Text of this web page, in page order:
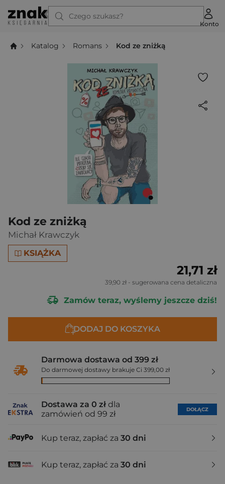
Czego szukasz?
Konto
Katalog Romans Kod ze zniżką
Kod ze zniżką
Michał Krawczyk
KSIĄŻKA
21,71 zł
39,90 zł - sugerowana cena detaliczna
Zamów teraz, wyślemy jeszcze dziś!
DODAJ DO KOSZYKA
Darmowa dostawa od 399 zł
Do darmowej dostawy brakuje Ci 399,00 zł
Dostawa za 0 zł dla
zamówień od 99 zł
DOŁĄCZ
Kup teraz, zapłać za 30 dni
Kup teraz, zapłać za 30 dni